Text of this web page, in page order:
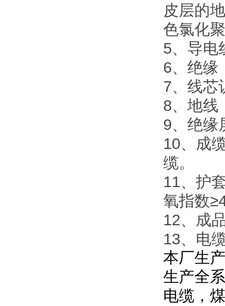
皮层的
色氯化
5、导电
6、绝缘
7、线芯
8、地线
9、绝缘
10、成
缆。
11、护
氧指数
12、成
13、电
本厂生
生产全
电缆，